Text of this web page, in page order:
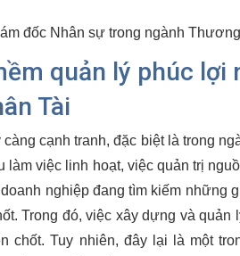
đốc Nhân sự trong ngành
quản lý phúc lợi
Tài
cạnh tranh, đặc biệt là trong
việc linh hoạt, việc quản trị
nghiệp đang tìm kiếm những
Trong đó, việc xây dựng và quản
chốt. Tuy nhiên, đây lại là một